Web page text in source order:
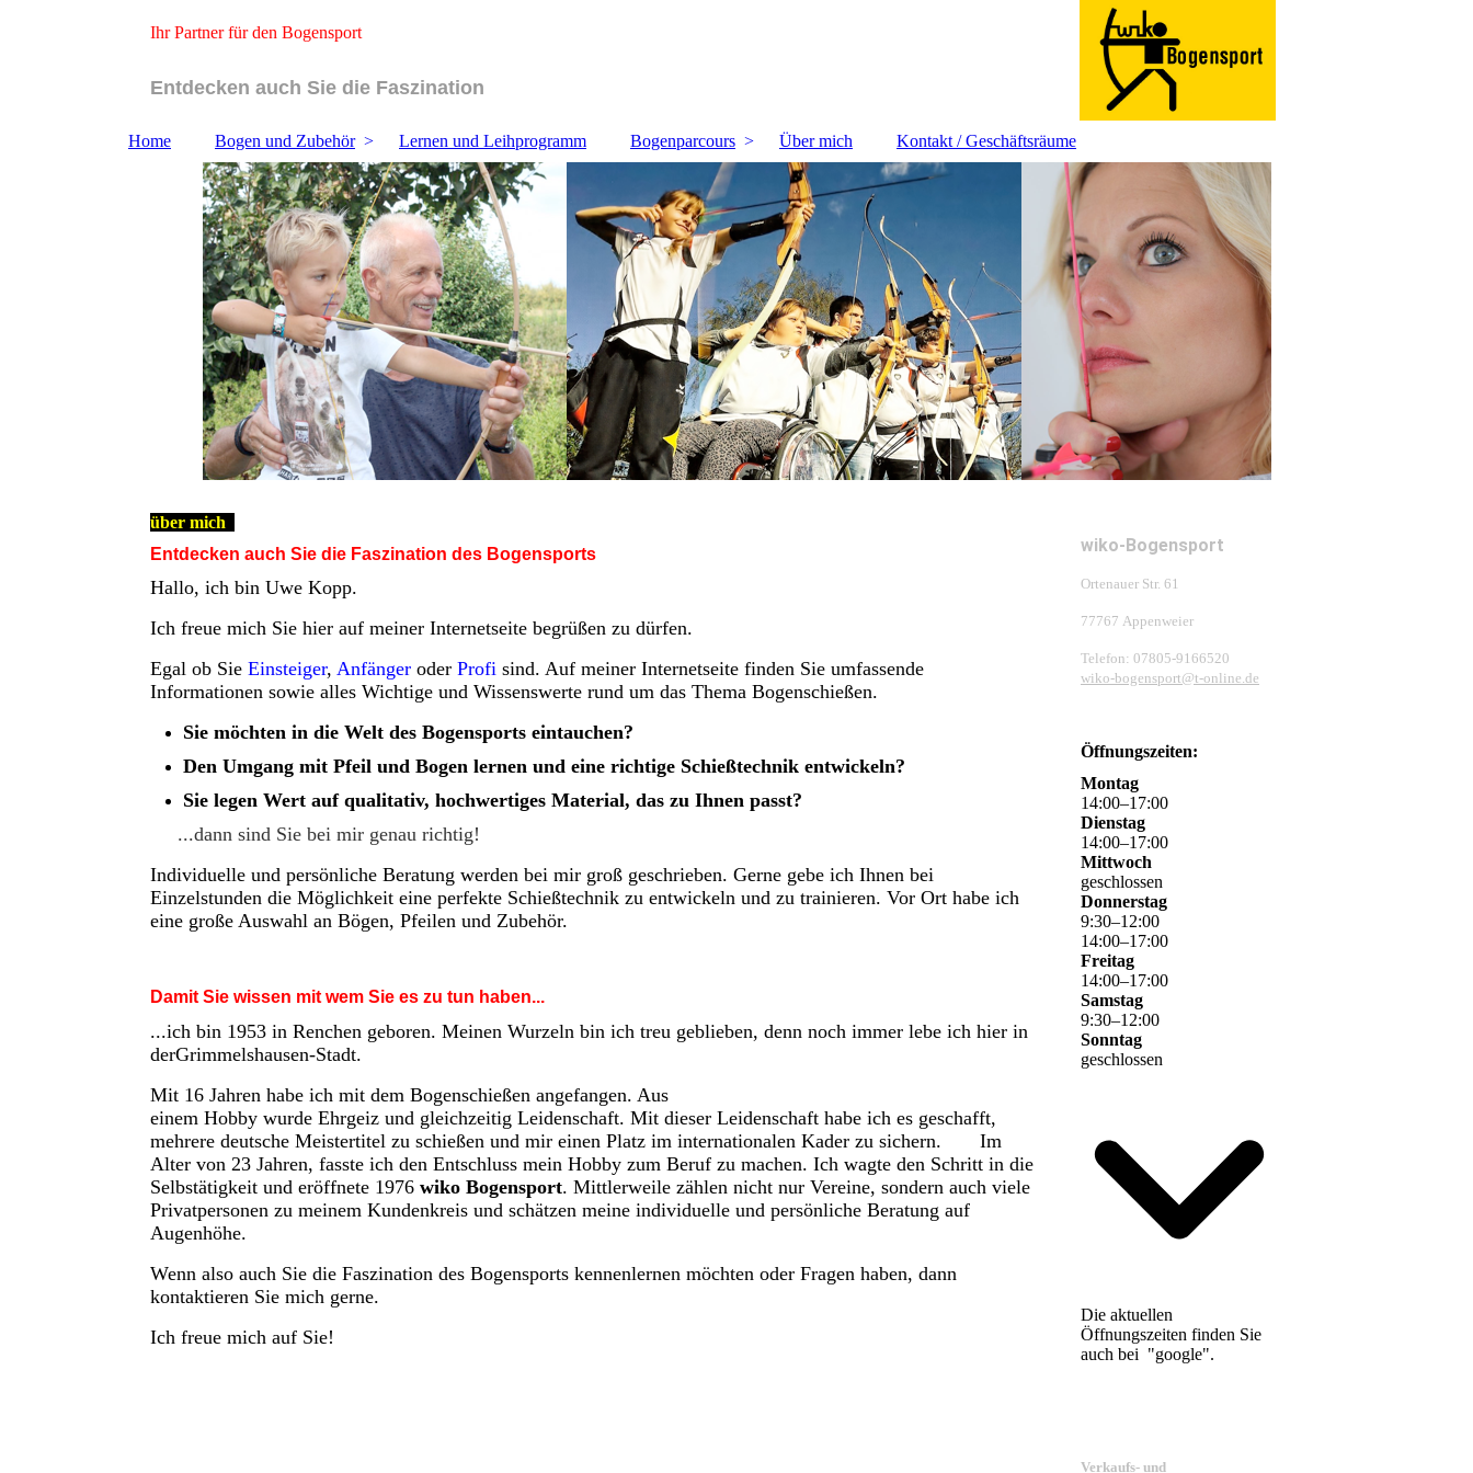
Ihr Partner für den Bogensport
Entdecken auch Sie die Faszination
Home Bogen und Zubehör Lernen und Leihprogramm Bogenparcours Über mich Kontakt / Geschäftsräume
über mich
Entdecken auch Sie die Faszination des Bogensports
Hallo, ich bin Uwe Kopp.
Ich freue mich Sie hier auf meiner Internetseite begrüßen zu dürfen.
Egal ob Sie Einsteiger, Anfänger oder Profi sind. Auf meiner Internetseite finden Sie umfassende
Informationen sowie alles Wichtige und Wissenswerte rund um das Thema Bogenschießen.
Sie möchten in die Welt des Bogensports eintauchen?
Den Umgang mit Pfeil und Bogen lernen und eine richtige Schießtechnik entwickeln?
Sie legen Wert auf qualitativ, hochwertiges Material, das zu Ihnen passt?
...dann sind Sie bei mir genau richtig!
Individuelle und persönliche Beratung werden bei mir groß geschrieben. Gerne gebe ich Ihnen bei
Einzelstunden die Möglichkeit eine perfekte Schießtechnik zu entwickeln und zu trainieren. Vor Ort habe ich
eine große Auswahl an Bögen, Pfeilen und Zubehör.
Damit Sie wissen mit wem Sie es zu tun haben...
...ich bin 1953 in Renchen geboren. Meinen Wurzeln bin ich treu geblieben, denn noch immer lebe ich hier in
derGrimmelshausen-Stadt.
Mit 16 Jahren habe ich mit dem Bogenschießen angefangen. Aus
einem Hobby wurde Ehrgeiz und gleichzeitig Leidenschaft. Mit dieser Leidenschaft habe ich es geschafft,
mehrere deutsche Meistertitel zu schießen und mir einen Platz im internationalen Kader zu sichern. Im
Alter von 23 Jahren, fasste ich den Entschluss mein Hobby zum Beruf zu machen. Ich wagte den Schritt in die
Selbstätigkeit und eröffnete 1976 wiko Bogensport. Mittlerweile zählen nicht nur Vereine, sondern auch viele
Privatpersonen zu meinem Kundenkreis und schätzen meine individuelle und persönliche Beratung auf
Augenhöhe.
Wenn also auch Sie die Faszination des Bogensports kennenlernen möchten oder Fragen haben, dann
kontaktieren Sie mich gerne.
Ich freue mich auf Sie!
wiko-Bogensport
Ortenauer Str. 61
77767 Appenweier
Telefon: 07805-9166520
wiko-bogensport@t-online.de
Öffnungszeiten:
Montag
14:00–17:00
Dienstag
14:00–17:00
Mittwoch
geschlossen
Donnerstag
9:30–12:00
14:00–17:00
Freitag
14:00–17:00
Samstag
9:30–12:00
Sonntag
geschlossen
Die aktuellen
Öffnungszeiten finden Sie
auch bei "google".
Verkaufs- und